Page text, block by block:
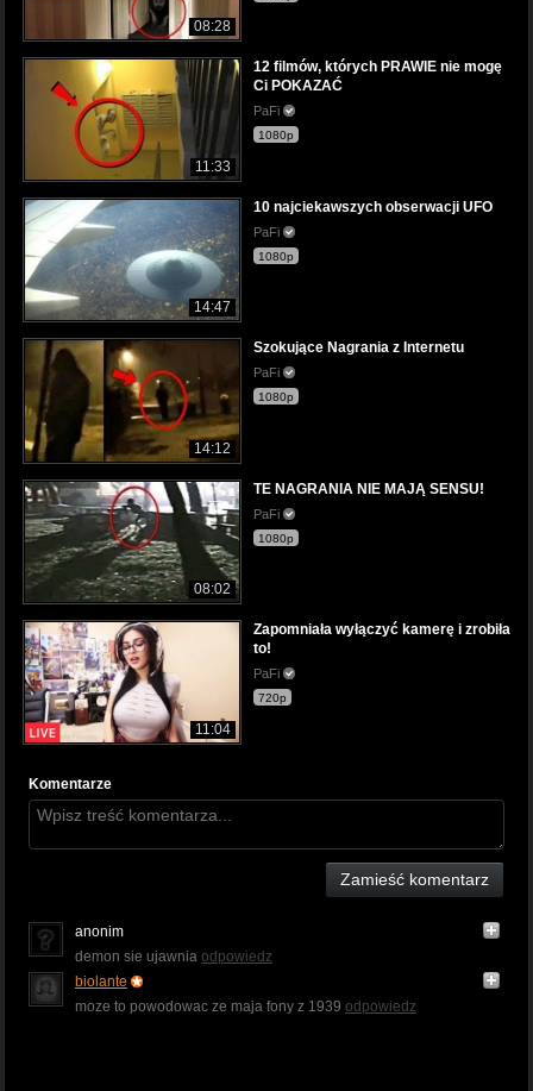
08:28
11:33
12 filmów, których PRAWIE nie mogę
Ci POKAZAĆ
PaFi
1080p
14:47
10 najciekawszych obserwacji UFO
PaFi
1080p
14:12
Szokujące Nagrania z Internetu
PaFi
1080p
08:02
TE NAGRANIA NIE MAJĄ SENSU!
PaFi
1080p
11:04
Zapomniała wyłączyć kamerę i zrobiła
to!
PaFi
720p
Komentarze
Zamieść komentarz
anonim
demon sie ujawnia odpowiedz
biolante
moze to powodowac ze maja fony z 1939 odpowiedz